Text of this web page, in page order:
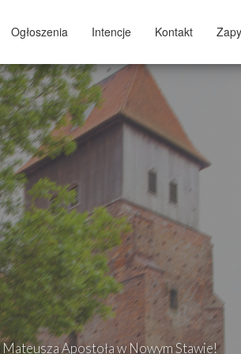
Ogłoszenia Intencje Kontakt
Apostoła w Nowym Stawie!